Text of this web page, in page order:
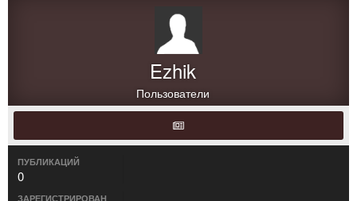
Ezhik
Пользователи
ПУБЛИКАЦИЙ
0
ЗАРЕГИСТРИРОВАН